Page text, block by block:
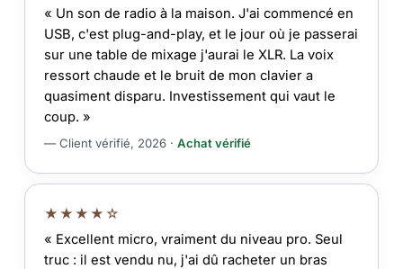
« Un son de radio à la maison. J'ai commencé en
USB, c'est plug-and-play, et le jour où je passerai
sur une table de mixage j'aurai le XLR. La voix
ressort chaude et le bruit de mon clavier a
quasiment disparu. Investissement qui vaut le
coup. »
— Client vérifié, 2026 · Achat vérifié
★★★★☆
« Excellent micro, vraiment du niveau pro. Seul
truc : il est vendu nu, j'ai dû racheter un bras